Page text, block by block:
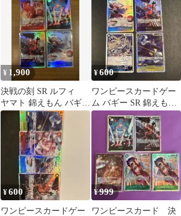
¥ 1,900
決戦の刻 SR ルフィ
ヤマト 錦えもん バギー
ワンピースカード
¥600
ワンピースカードゲー
ム バギー SR 錦えも
ん シリュウ インペ
ルダウンの囚人
¥600
ワンピースカードゲー
¥999
ワンピースカード 決